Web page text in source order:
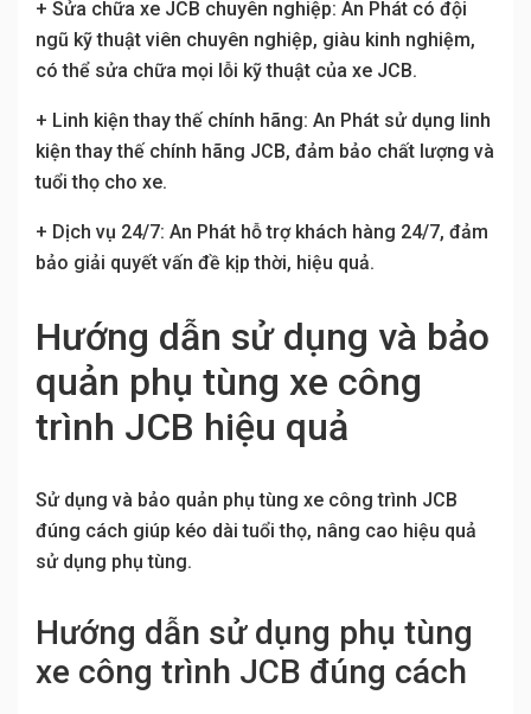
+ Sửa chữa xe JCB chuyên nghiệp: An Phát có đội
ngũ kỹ thuật viên chuyên nghiệp, giàu kinh nghiệm,
có thể sửa chữa mọi lỗi kỹ thuật của xe JCB.
+ Linh kiện thay thế chính hãng: An Phát sử dụng linh
kiện thay thế chính hãng JCB, đảm bảo chất lượng và
tuổi thọ cho xe.
+ Dịch vụ 24/7: An Phát hỗ trợ khách hàng 24/7, đảm
bảo giải quyết vấn đề kịp thời, hiệu quả.
Hướng dẫn sử dụng và bảo
quản phụ tùng xe công
trình JCB hiệu quả
Sử dụng và bảo quản phụ tùng xe công trình JCB
đúng cách giúp kéo dài tuổi thọ, nâng cao hiệu quả
sử dụng phụ tùng.
Hướng dẫn sử dụng phụ tùng
xe công trình JCB đúng cách